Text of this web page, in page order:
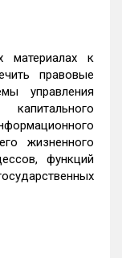
материалах к
правовые
управления
жизненного
функций